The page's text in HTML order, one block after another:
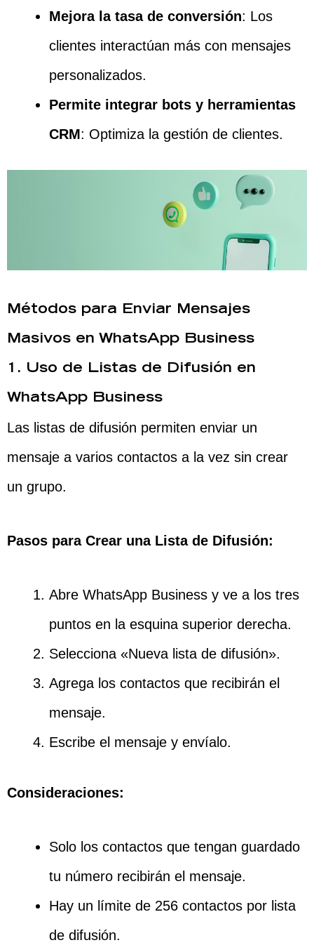
Mejora la tasa de conversión: Los
clientes interactúan más con mensajes
personalizados.
Permite integrar bots y herramientas
CRM: Optimiza la gestión de clientes.
Métodos para Enviar Mensajes
Masivos en WhatsApp Business
1. Uso de Listas de Difusión en
WhatsApp Business
Las listas de difusión permiten enviar un
mensaje a varios contactos a la vez sin crear
un grupo.
Pasos para Crear una Lista de Difusión:
Abre WhatsApp Business y ve a los tres
puntos en la esquina superior derecha.
Selecciona «Nueva lista de difusión».
Agrega los contactos que recibirán el
mensaje.
Escribe el mensaje y envíalo.
Consideraciones:
Solo los contactos que tengan guardado
tu número recibirán el mensaje.
Hay un límite de 256 contactos por lista
de difusión.